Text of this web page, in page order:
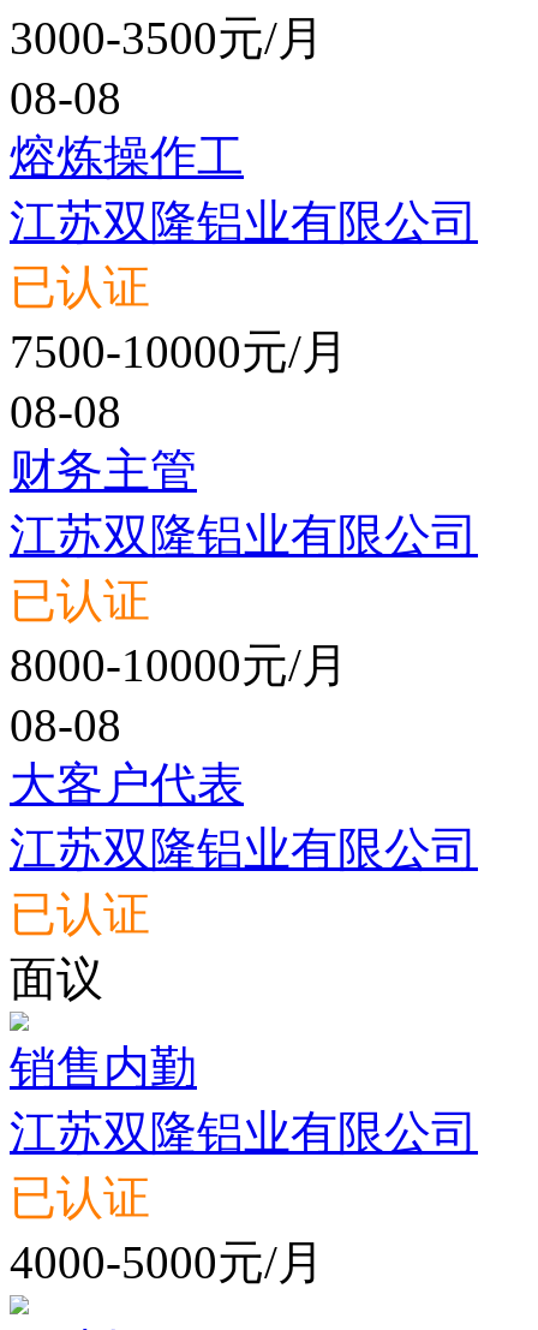
3000-3500元/月
08-08
熔炼操作工
江苏双隆铝业有限公司
已认证
7500-10000元/月
08-08
财务主管
江苏双隆铝业有限公司
已认证
8000-10000元/月
08-08
大客户代表
江苏双隆铝业有限公司
已认证
面议
销售内勤
江苏双隆铝业有限公司
已认证
4000-5000元/月